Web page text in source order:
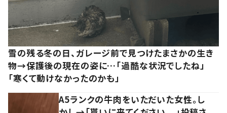
雪の残る冬の日、ガレージ前で見つけたまさかの生き
物→保護後の現在の姿に…「過酷な状況でしたね」
「寒くて動けなかったのかも」
A5ランクの牛肉をいただいた女性。し